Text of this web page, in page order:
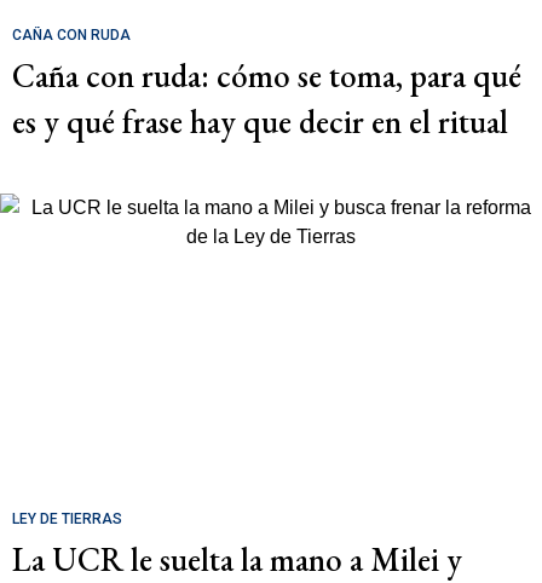
CAÑA CON RUDA
Caña con ruda: cómo se toma, para qué
es y qué frase hay que decir en el ritual
LEY DE TIERRAS
La UCR le suelta la mano a Milei y